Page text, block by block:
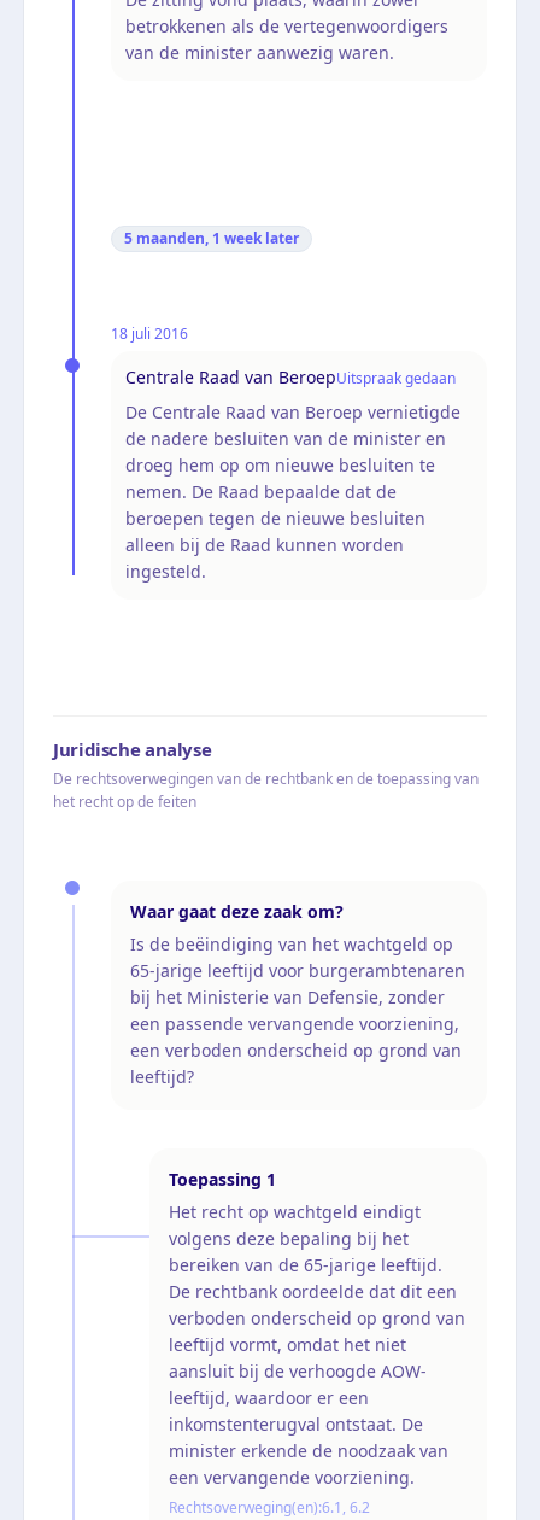
betrokkenen als de vertegenwoordigers
van de minister aanwezig waren.
5 maanden, 1 week later
18 juli 2016
Centrale Raad van BeroepUitspraak gedaan
De Centrale Raad van Beroep vernietigde
de nadere besluiten van de minister en
droeg hem op om nieuwe besluiten te
nemen. De Raad bepaalde dat de
beroepen tegen de nieuwe besluiten
alleen bij de Raad kunnen worden
ingesteld.
Juridische analyse
De rechtsoverwegingen van de rechtbank en de toepassing van
het recht op de feiten
Waar gaat deze zaak om?
Is de beëindiging van het wachtgeld op
65-jarige leeftijd voor burgerambtenaren
bij het Ministerie van Defensie, zonder
een passende vervangende voorziening,
een verboden onderscheid op grond van
leeftijd?
Toepassing 1
Het recht op wachtgeld eindigt
volgens deze bepaling bij het
bereiken van de 65-jarige leeftijd.
De rechtbank oordeelde dat dit een
verboden onderscheid op grond van
leeftijd vormt, omdat het niet
aansluit bij de verhoogde AOW-
leeftijd, waardoor er een
inkomstenterugval ontstaat. De
minister erkende de noodzaak van
een vervangende voorziening.
Rechtsoverweging(en):6.1, 6.2